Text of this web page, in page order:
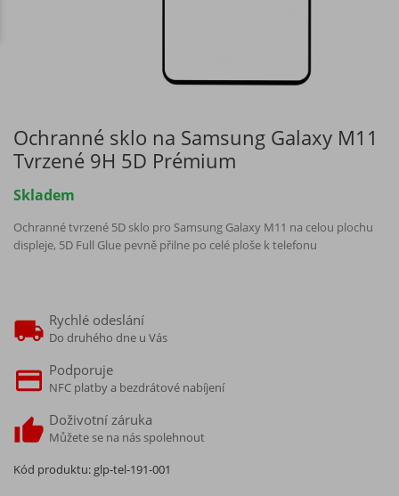
Ochranné sklo na Samsung Galaxy M11
Tvrzené 9H 5D Prémium
Skladem
Ochranné tvrzené 5D sklo pro Samsung Galaxy M11 na celou plochu
displeje, 5D Full Glue pevně přilne po celé ploše k telefonu
Rychlé odeslání
Do druhého dne u Vás
Podporuje
NFC platby a bezdrátové nabíjení
Doživotní záruka
Můžete se na nás spolehnout
Kód produktu: glp-tel-191-001